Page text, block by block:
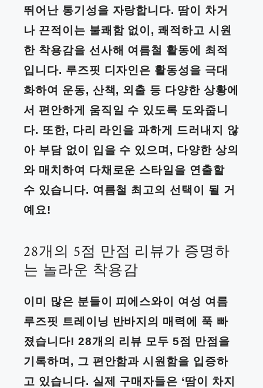
뛰어난 통기성을 자랑합니다. 땀이 차거
나 끈적이는 불쾌함 없이, 쾌적하고 시원
한 착용감을 선사해 여름철 활동에 최적
입니다. 루즈핏 디자인은 활동성을 극대
화하여 운동, 산책, 외출 등 다양한 상황에
서 편안하게 움직일 수 있도록 도와줍니
다. 또한, 다리 라인을 과하게 드러내지 않
아 부담 없이 입을 수 있으며, 다양한 상의
와 매치하여 다채로운 스타일을 연출할
수 있습니다. 여름철 최고의 선택이 될 거
예요!
28개의 5점 만점 리뷰가 증명하
는 놀라운 착용감
이미 많은 분들이 피에스와이 여성 여름
루즈핏 트레이닝 반바지의 매력에 푹 빠
졌습니다! 28개의 리뷰 모두 5점 만점을
기록하며, 그 편안함과 시원함을 입증하
고 있습니다. 실제 구매자들은 ‘땀이 차지